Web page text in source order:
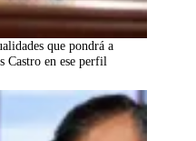
que pondrá a
Castro en ese perfil